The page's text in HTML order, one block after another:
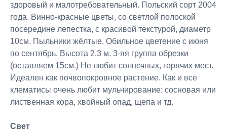
здоровый и малотребовательный. Польский сорт 2004
года. Винно-красные цветы, со светлой полоской
посередине лепестка, с красивой текстурой, диаметр
10см. Пыльники жёлтые. Обильное цветение с июня
по сентябрь. Высота 2,3 м. 3-яя группа обрезки
(оставляем 15см.) Не любит солнечных, горячих мест.
Идеален как почвопокровное растение. Как и все
клематисы очень любит мульчирование: сосновая или
лиственная кора, хвойный опад, щепа и тд.
Свет